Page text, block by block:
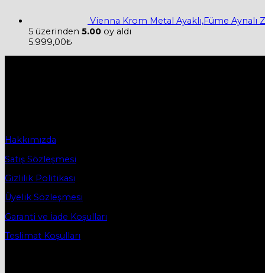
Vienna Krom Metal Ayaklı,Füme Aynalı
5 üzerinden 5.00 oy aldı
5.999,00₺
Hakkımızda
Satış Sözleşmesi
Gizlilik Politikası
Üyelik Sözleşmesi
Garanti ve İade Koşulları
Teslimat Koşulları